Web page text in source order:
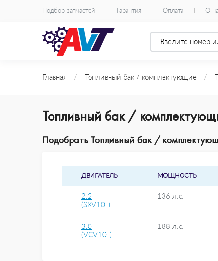
Подбор запчастей Гарантия Оплата О
Главная / Топливный бак / комплектующие /
Топливный бак /
Подобрать Топливный бак /
ДВИГАТЕЛЬ МОЩНОСТЬ
2.2
(SXV10_)
136 л.с.
3.0
(VCV10_)
188 л.с.